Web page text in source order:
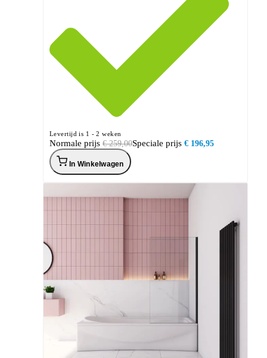
Levertijd is 1 - 2 weken
Speciale prijs € 196,95
Normale prijs € 259,00
In Winkelwagen